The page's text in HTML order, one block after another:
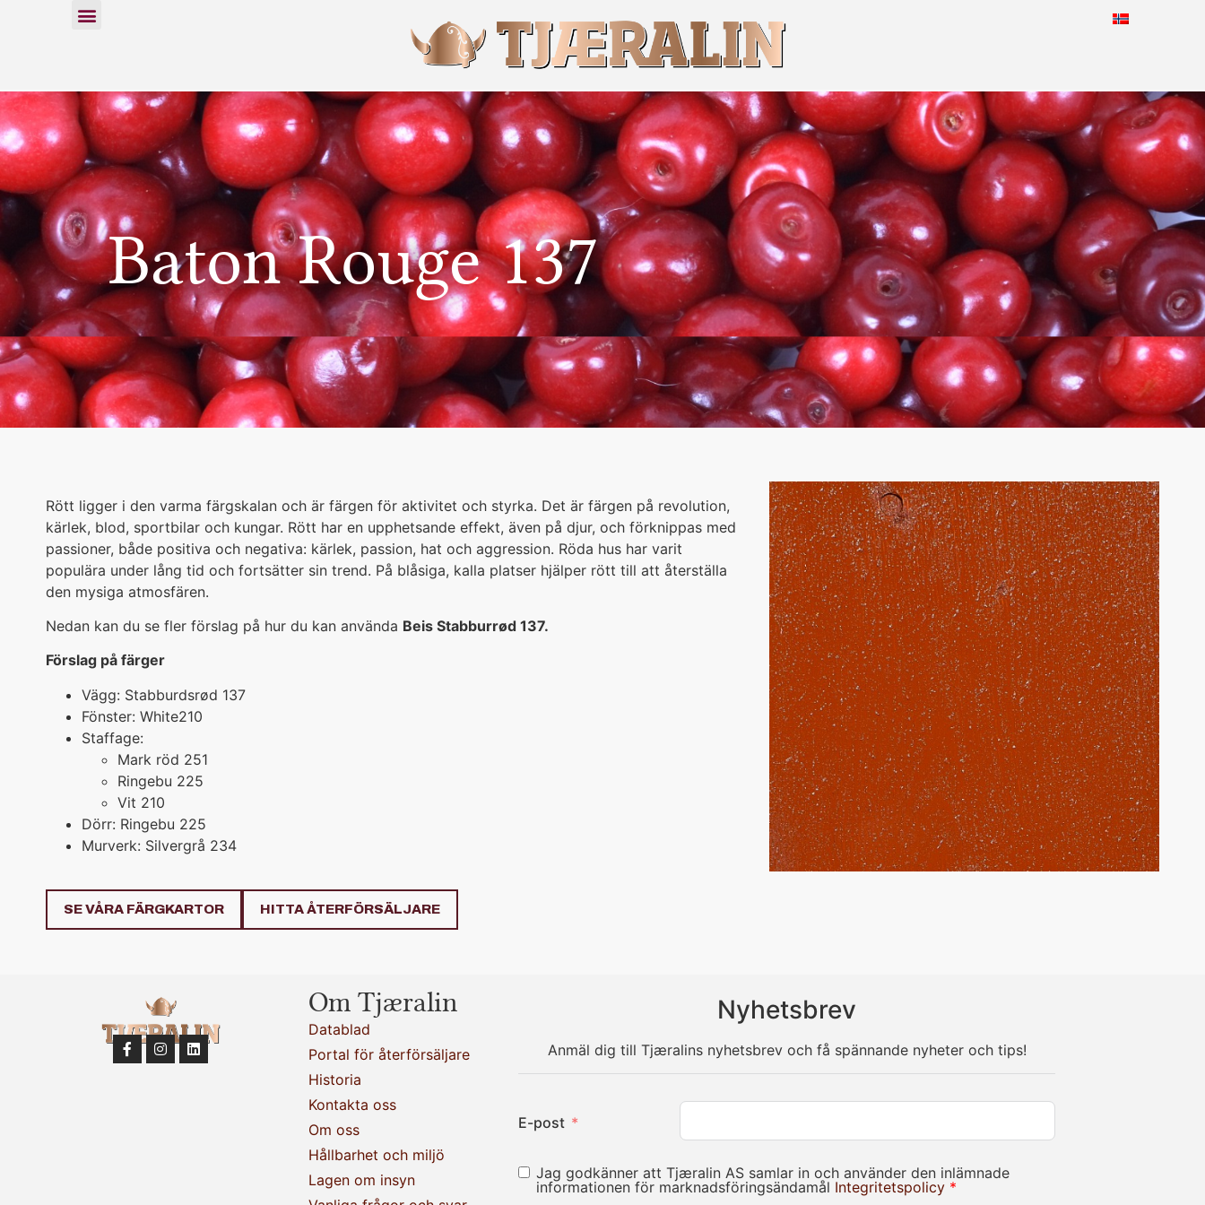
Baton Rouge 137
Rött ligger i den varma färgskalan och är färgen för aktivitet och styrka. Det är färgen på revolution,
kärlek, blod, sportbilar och kungar. Rött har en upphetsande effekt, även på djur, och förknippas med
passioner, både positiva och negativa: kärlek, passion, hat och aggression. Röda hus har varit
populära under lång tid och fortsätter sin trend. På blåsiga, kalla platser hjälper rött till att återställa
den mysiga atmosfären.
Nedan kan du se fler förslag på hur du kan använda Beis Stabburrød 137.
Förslag på färger
Vägg: Stabburdsrød 137
Fönster: White210
Staffage:
Mark röd 251
Ringebu 225
Vit 210
Dörr: Ringebu 225
Murverk: Silvergrå 234
SE VÅRA FÄRGKARTOR HITTA ÅTERFÖRSÄLJARE
Om Tjæralin
Datablad
Portal för återförsäljare
Historia
Kontakta oss
Om oss
Hållbarhet och miljö
Lagen om insyn
Nyhetsbrev
Anmäl dig till Tjæralins nyhetsbrev och få spännande nyheter och tips!
E-post
Jag godkänner att Tjæralin AS samlar in och använder den inlämnade
informationen för marknadsföringsändamål Integritetspolicy *